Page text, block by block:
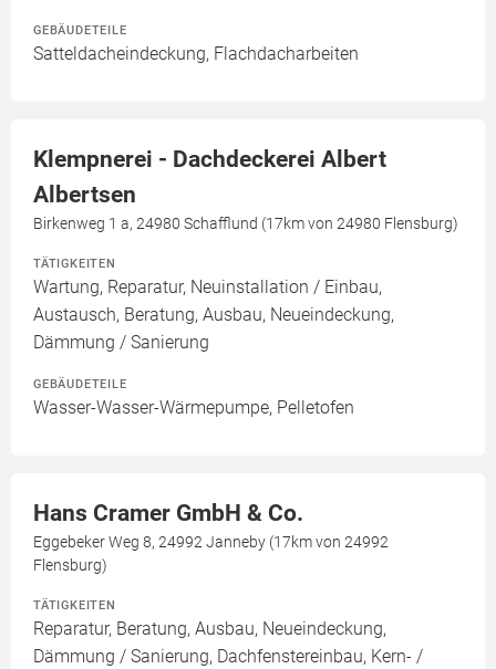
GEBÄUDETEILE
Satteldacheindeckung, Flachdacharbeiten
Klempnerei - Dachdeckerei Albert
Albertsen
Birkenweg 1 a, 24980 Schafflund (17km von 24980 Flensburg)
TÄTIGKEITEN
Wartung, Reparatur, Neuinstallation / Einbau,
Austausch, Beratung, Ausbau, Neueindeckung,
Dämmung / Sanierung
GEBÄUDETEILE
Wasser-Wasser-Wärmepumpe, Pelletofen
Hans Cramer GmbH & Co.
Eggebeker Weg 8, 24992 Janneby (17km von 24992
Flensburg)
TÄTIGKEITEN
Reparatur, Beratung, Ausbau, Neueindeckung,
Dämmung / Sanierung, Dachfenstereinbau, Kern- /